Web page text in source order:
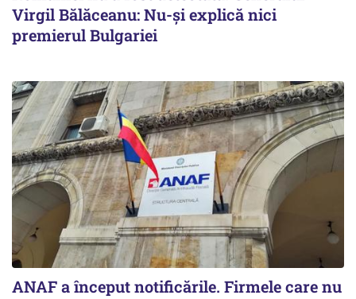
Virgil Bălăceanu: Nu-și explică nici
premierul Bulgariei
ANAF a început notificările. Firmele care nu